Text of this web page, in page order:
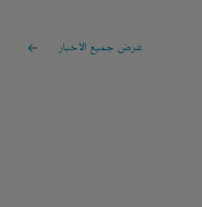
عرض جميع الأخبار